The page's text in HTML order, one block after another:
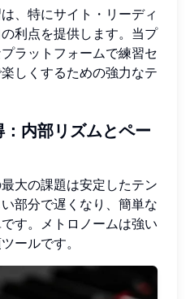
、特にサイト・リーディ
利点を提供します。当プ
ラットフォームで練習セ
しくするための強力なテ
内部リズムとペー
大の課題は安定したテン
部分で遅くなり、簡単な
す。メトロノームは強い
ールです。